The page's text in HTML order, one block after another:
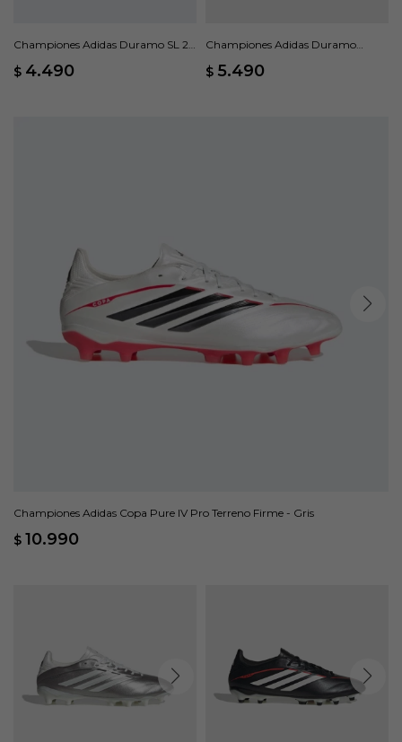
Championes Adidas Duramo SL 2 -
$ 4.490
Championes Adidas Duramo
$ 5.490
Championes Adidas Copa Pure IV Pro Terreno Firme - Gris
$ 10.990